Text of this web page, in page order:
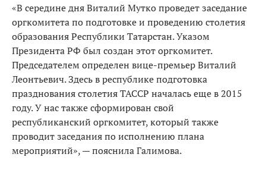
«В середине дня Виталий Мутко проведет заседание
оргкомитета по подготовке и проведению столетия
образования Республики Татарстан. Указом
Президента РФ был создан этот оргкомитет.
Председателем определен вице-премьер Виталий
Леонтьевич. Здесь в республике подготовка
празднования столетия ТАССР началась еще в 2015
году. У нас также сформирован свой
республиканский оргкомитет, который также
проводит заседания по исполнению плана
мероприятий», — пояснила Галимова.